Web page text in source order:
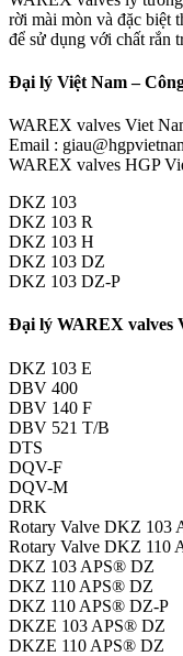
rời mài mòn và đặc biệt
để sử dụng với chất rắn
Đại lý Việt Nam –
WAREX valves Viet
Email :
WAREX valves HGP
DKZ 103
DKZ 103 R
DKZ 103 H
DKZ 103 DZ
DKZ 103 DZ-P
Đại lý WAREX valves
DKZ 103 E
DBV 400
DBV 140 F
DBV 521 T/B
DTS
DQV-F
DQV-M
DRK
Rotary Valve DKZ 103
Rotary Valve DKZ 110
DKZ 103 APS® DZ
DKZ 110 APS® DZ
DKZ 110 APS® DZ-P
DKZE 103 APS® DZ
DKZE 110 APS® DZ